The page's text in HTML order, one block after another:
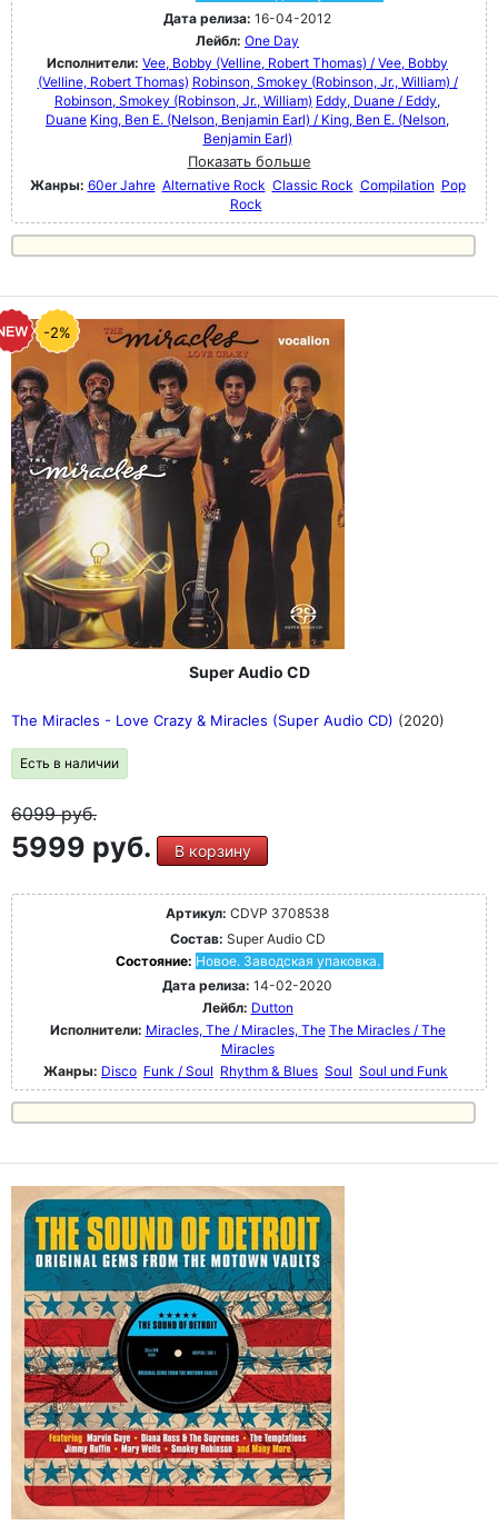
Дата релиза: 16-04-2012
Лейбл: One Day
Исполнители: Vee, Bobby (Velline, Robert Thomas) / Vee, Bobby
(Velline, Robert Thomas) Robinson, Smokey (Robinson, Jr., William) /
Robinson, Smokey (Robinson, Jr., William) Eddy, Duane / Eddy,
Duane King, Ben E. (Nelson, Benjamin Earl) / King, Ben E. (Nelson,
Benjamin Earl)
Показать больше
Жанры: 60er Jahre Alternative Rock Classic Rock Compilation Pop
Rock
-2%
Super Audio CD
The Miracles - Love Crazy & Miracles (Super Audio CD) (2020)
Есть в наличии
6099руб.
5999 руб. В корзину
Артикул: CDVP 3708538
Состав: Super Audio CD
Состояние: Новое. Заводская упаковка.
Дата релиза: 14-02-2020
Лейбл: Dutton
Исполнители: Miracles, The / Miracles, The The Miracles / The
Miracles
Жанры: Disco Funk / Soul Rhythm & Blues Soul Soul und Funk